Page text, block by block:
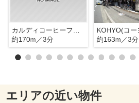
約170m／3分
約163m／3分
エリアの近い物件